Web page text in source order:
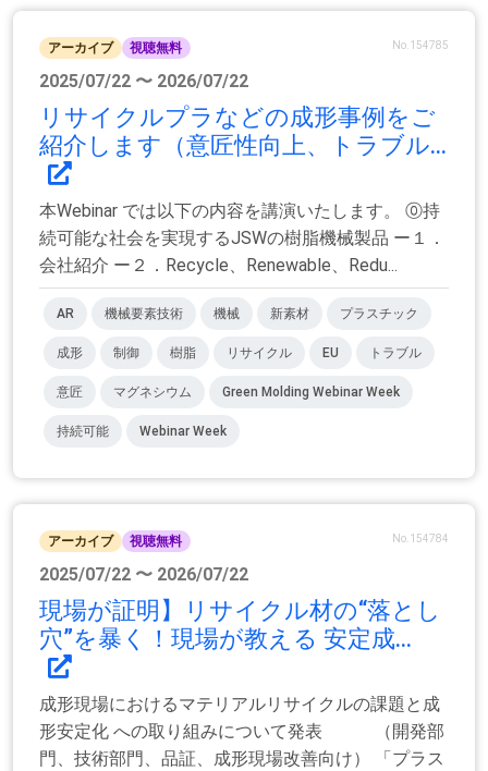
アーカイブ 視聴無料 No.154785
2025/07/22 〜 2026/07/22
リサイクルプラなどの成形事例をご
紹介します（意匠性向上、トラブル...
本Webinar では以下の内容を講演いたします。 ⓪持
続可能な社会を実現するJSWの樹脂機械製品 ー１．
会社紹介 ー２．Recycle、Renewable、Redu...
AR 機械要素技術 機械 新素材 プラスチック
成形 制御 樹脂 リサイクル EU トラブル
意匠 マグネシウム Green Molding Webinar Week
持続可能 Webinar Week
アーカイブ 視聴無料 No.154784
2025/07/22 〜 2026/07/22
現場が証明】リサイクル材の“落とし
穴”を暴く！現場が教える 安定成...
成形現場におけるマテリアルリサイクルの課題と成
形安定化 への取り組みについて発表 （開発部
門、技術部門、品証、成形現場改善向け） 「プラス